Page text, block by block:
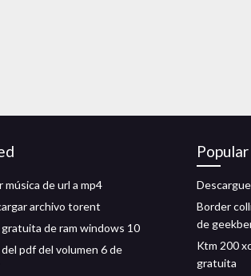
música de url a mp4
archivo torent
de ram windows 10
pdf del volumen 6 de
Border
de
Ktm 200
gratuita